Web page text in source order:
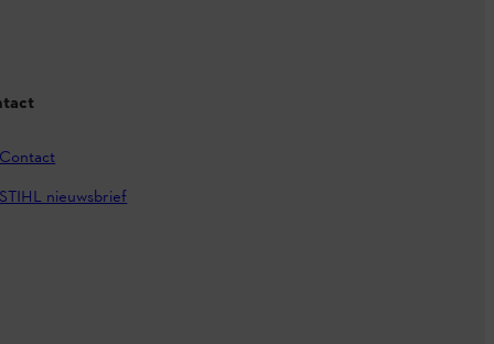
Contact
STIHL nieuwsbrief